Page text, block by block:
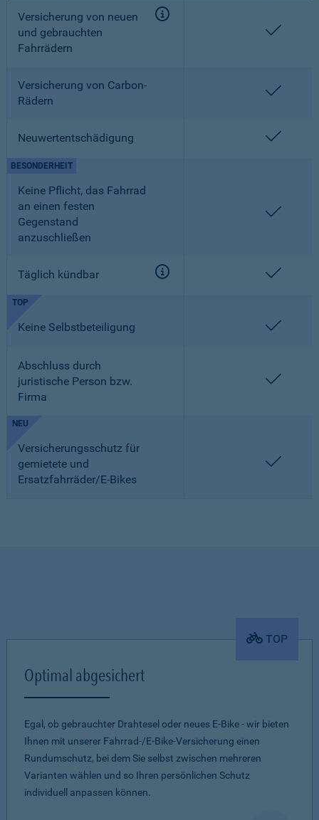
Versicherung von neuen
und gebrauchten
Fahrrädern
Versicherung von Carbon-
Rädern
Neuwertentschädigung
Keine Pflicht, das Fahrrad
an einen festen
Gegenstand
anzuschließen
BESONDERHEIT
Täglich kündbar
TOP
Keine Selbstbeteiligung
Abschluss durch
juristische Person bzw.
Firma
NEU
Versicherungsschutz für
gemietete und
Ersatzfahrräder/E-Bikes
TOP
Optimal abgesichert
Egal, ob gebrauchter Drahtesel oder neues E-Bike - wir bieten
Ihnen mit unserer Fahrrad-/E-Bike-Versicherung einen
Rundumschutz, bei dem Sie selbst zwischen mehreren
Varianten wählen und so Ihren persönlichen Schutz
individuell anpassen können.